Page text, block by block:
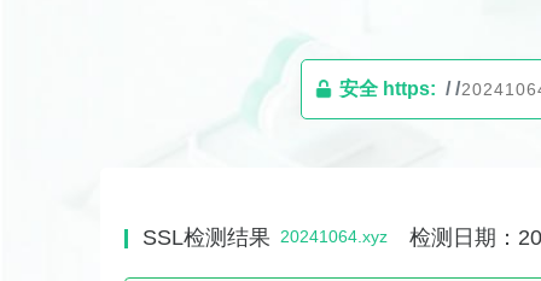
安全 https: / /
SSL检测结果 20241064.xyz 检测日期：